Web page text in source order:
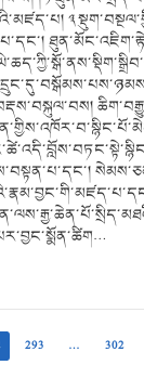
༣
293 … 302